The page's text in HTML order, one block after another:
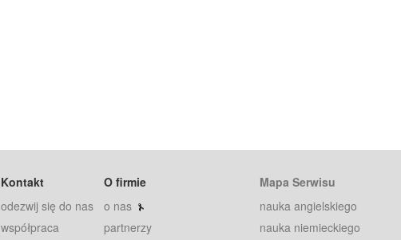
Kontakt
odezwij się do nas
współpraca
O firmie
o nas
partnerzy
Mapa Serwisu
nauka angielskiego
nauka niemieckiego